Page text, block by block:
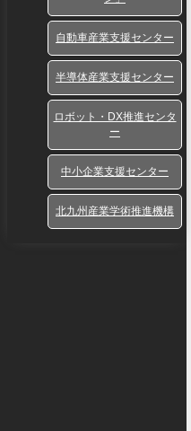
自動車産業支援センター
半導体産業支援センター
ロボット・DX推進センタ
ー
中小企業支援センター
北九州産業学術推進機構